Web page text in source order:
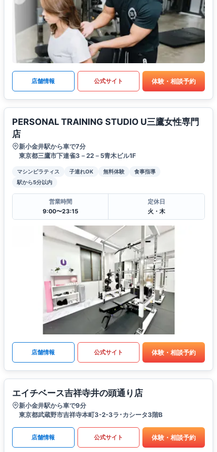
店舗情報 公式サイト 体験・相談予約
PERSONAL TRAINING STUDIO U三鷹女性専門
店
新小金井駅から車で7分
東京都三鷹市下連雀3－22－5青木ビル1F
マシンピラティス 子連れOK 無料体験
食事指導
駅から5分以内
営業時間
9:00〜23:15
定休日
火・木
店舗情報 公式サイト 体験・相談予約
エイチベース吉祥寺井の頭通り店
新小金井駅から車で9分
東京都武蔵野市吉祥寺本町3-2-3ラ･カシータ3階B
店舗情報 公式サイト 体験・相談予約